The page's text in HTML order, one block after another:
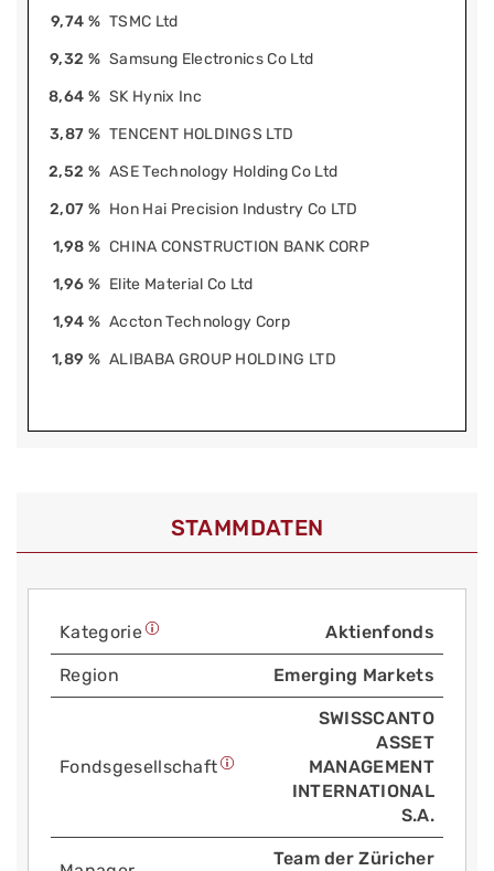
9,74 % TSMC Ltd
9,32 % Samsung Electronics Co Ltd
8,64 % SK Hynix Inc
3,87 % TENCENT HOLDINGS LTD
2,52 % ASE Technology Holding Co Ltd
2,07 % Hon Hai Precision Industry Co LTD
1,98 % CHINA CONSTRUCTION BANK CORP
1,96 % Elite Material Co Ltd
1,94 % Accton Technology Corp
1,89 % ALIBABA GROUP HOLDING LTD
STAMMDATEN
Kategorie Aktienfonds
Region Emerging Markets
Fonds­gesellschaft
SWISSCANTO
ASSET
MANAGEMENT
INTERNATIONAL
S.A.
Team der Züricher